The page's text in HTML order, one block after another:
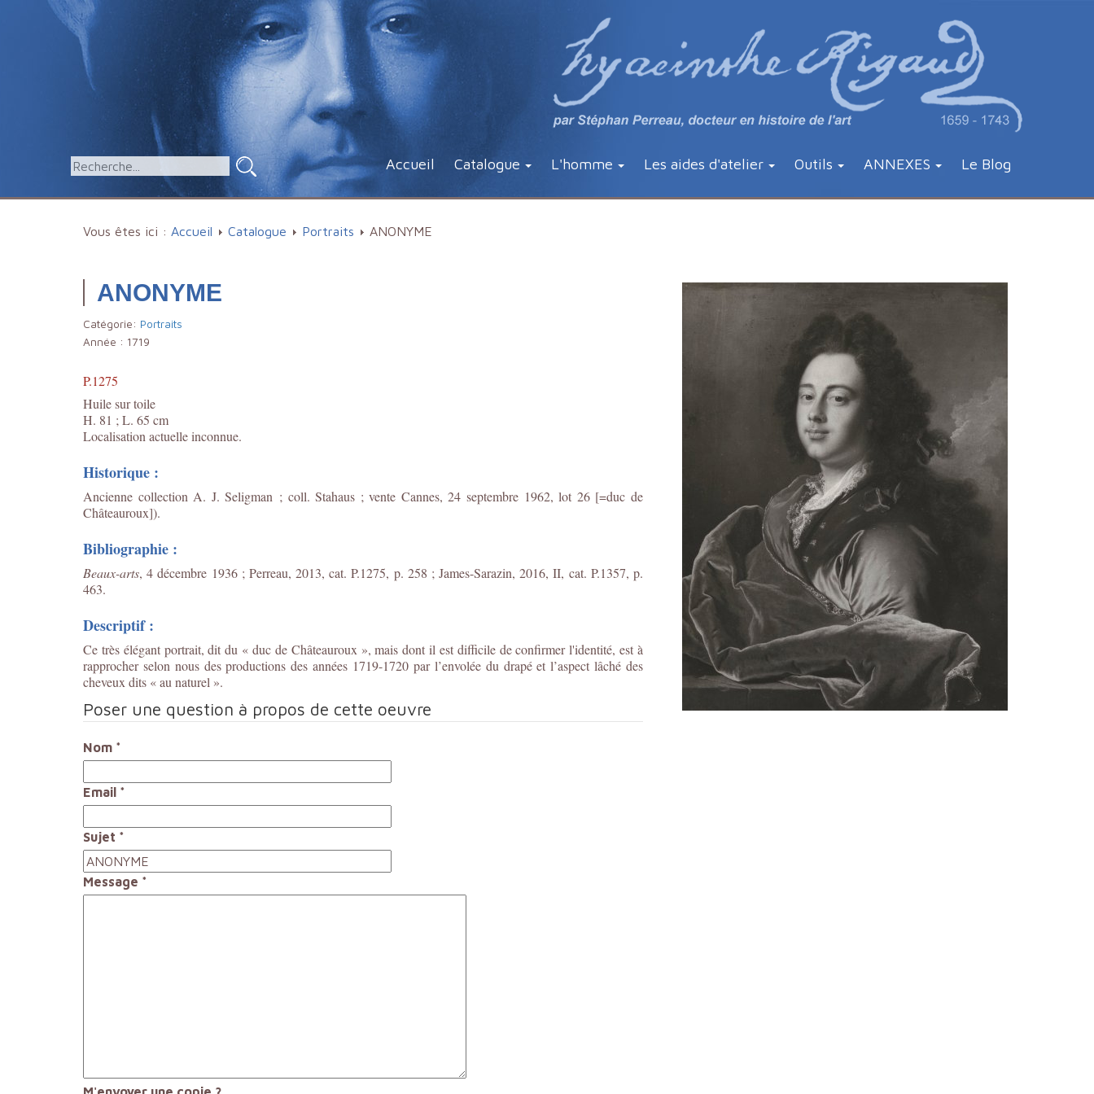
Accueil Catalogue L'homme Les aides d'atelier Outils ANNEXES Le Blog
Vous êtes ici : Accueil Catalogue Portraits ANONYME
ANONYME
Catégorie: Portraits
Année : 1719
P.1275
Huile sur toile
H. 81 ; L. 65 cm
Localisation actuelle inconnue.
Historique :
Ancienne collection A. J. Seligman ; coll. Stahaus ; vente Cannes, 24 septembre 1962, lot 26 [=duc de
Châteauroux]).
Bibliographie :
Beaux-arts, 4 décembre 1936 ; Perreau, 2013, cat. P.1275, p. 258 ; James-Sarazin, 2016, II, cat. P.1357, p.
463.
Descriptif :
Ce très élégant portrait, dit du « duc de Châteauroux », mais dont il est difficile de confirmer l'identité, est à
rapprocher selon nous des productions des années 1719-1720 par l’envolée du drapé et l’aspect lâché des
cheveux dits « au naturel ».
Poser une question à propos de cette oeuvre
Nom *
Email *
Sujet *
Message *